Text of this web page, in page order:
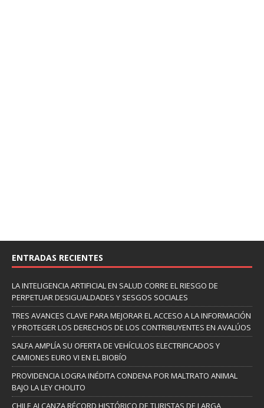
ENTRADAS RECIENTES
LA INTELIGENCIA ARTIFICIAL EN SALUD CORRE EL RIESGO DE
PERPETUAR DESIGUALDADES Y SESGOS SOCIALES
TRES AVANCES CLAVE PARA MEJORAR EL ACCESO A LA INFORMACIÓN
Y PROTEGER LOS DERECHOS DE LOS CONTRIBUYENTES EN AVALÚOS
SALFA AMPLÍA SU OFERTA DE VEHÍCULOS ELECTRIFICADOS Y
CAMIONES EURO VI EN EL BIOBÍO
PROVIDENCIA LOGRA INÉDITA CONDENA POR MALTRATO ANIMAL
BAJO LA LEY CHOLITO
CHILE ALCANZA RÉCORD HISTÓRICO DE TURISTAS DE LARGA